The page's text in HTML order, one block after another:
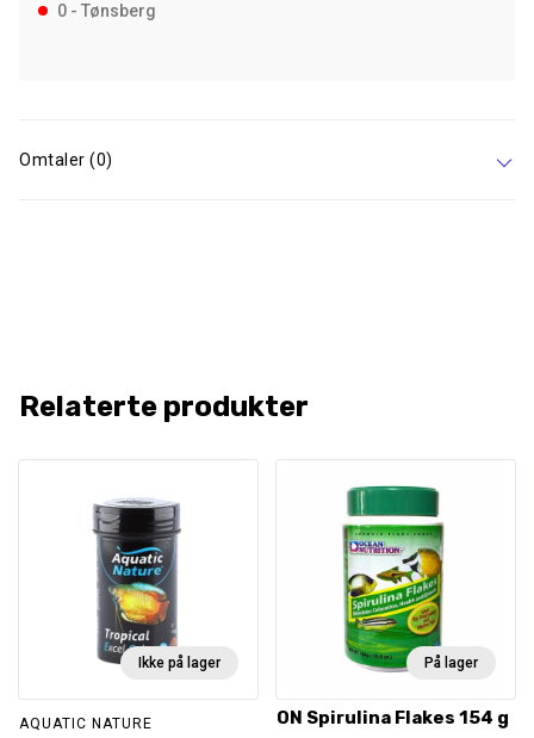
0 - Tønsberg
Omtaler (0)
Relaterte produkter
Ikke på lager
AQUATIC NATURE
På lager
ON Spirulina Flakes 154 g